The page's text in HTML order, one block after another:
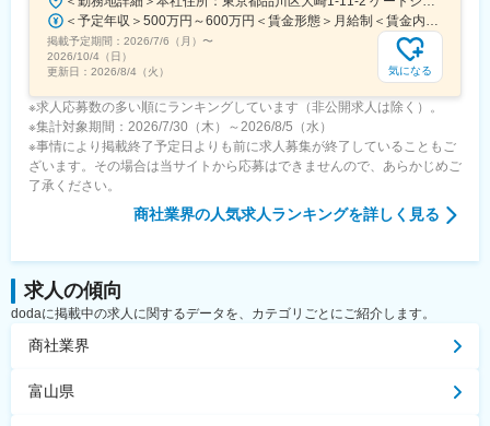
掲載予定期間： 2026/7/6（月） 〜
2026/10/4（日）
更新日： 2026/8/4（火） 気になる
※求人応募数の多い順にランキングしています（非公開求人は除く）。
※集計対象期間：2026/7/30（木）～2026/8/5（水）
※事情により掲載終了予定日よりも前に求人募集が終了していることもご
ざいます。その場合は当サイトから応募はできませんので、あらかじめご
了承ください。
商社業界の人気求人ランキングを詳しく見る
求人の傾向
dodaに掲載中の求人に関するデータを、カテゴリごとにご紹介します。
商社業界
富山県